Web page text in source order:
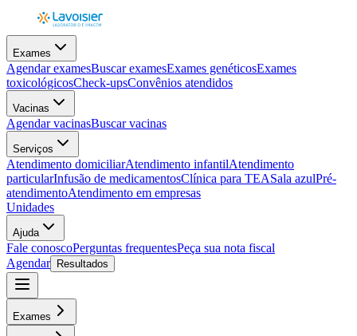
Exames
Agendar examesBuscar examesExames genéticosExames
toxicológicosCheck-upsConvênios atendidos
Vacinas
Agendar vacinasBuscar vacinas
Serviços
Atendimento domiciliarAtendimento infantilAtendimento
particularInfusão de medicamentosClínica para TEASala azulPré-
atendimentoAtendimento em empresas
Unidades
Ajuda
Fale conoscoPerguntas frequentesPeça sua nota fiscal
Agendar
Resultados
Exames